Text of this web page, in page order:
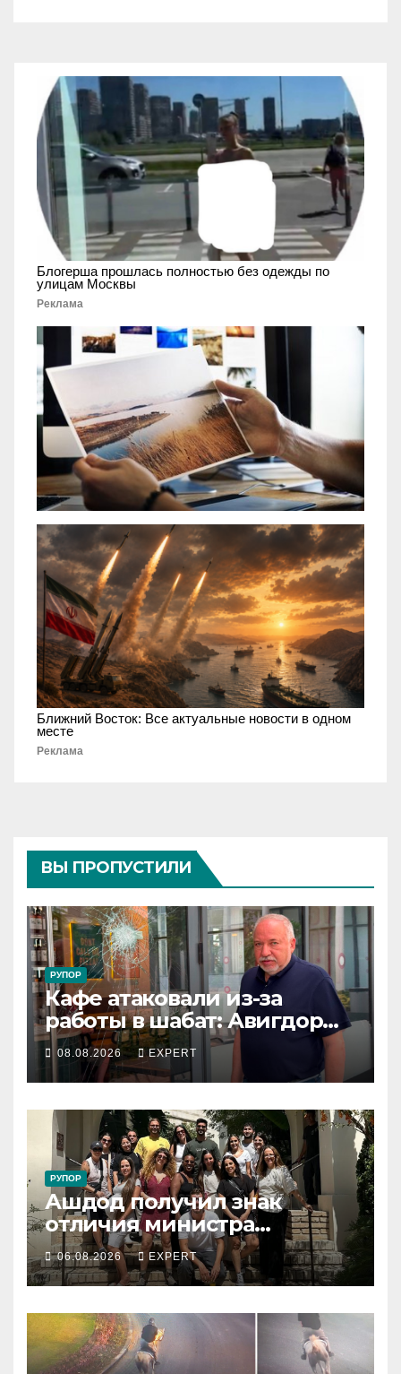
Блогерша прошлась полностью без одежды по
улицам Москвы
Реклама
Ближний Восток: Все актуальные новости в одном
месте
Реклама
ВЫ ПРОПУСТИЛИ
РУПОР
Кафе атаковали из-за
работы в шабат: Авигдор
Либерман приехал
поддержать владельцев
08.08.2026 EXPERT
РУПОР
Ашдод получил знак
отличия министра
обороны за поддержку
резервистов
06.08.2026 EXPERT